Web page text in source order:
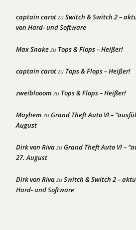
captain carotzuSwitch & Switch 2 –
von Hard- und Software
Max Snakezu Tops & Flops – Heißer!
captain carotzu Tops & Flops – Heißer!
zweiblooom zu Tops & Flops – Heißer!
Mayhem zuGrand Theft Auto VI –
August
Dirk von RivazuGrand Theft Auto VI –
27. August
Dirk von RivazuSwitch & Switch 2 –
Hard- und Software